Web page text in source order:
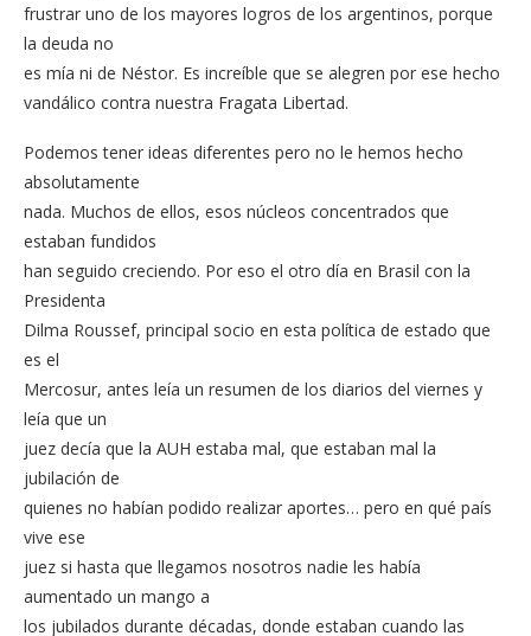
frustrar uno de los mayores logros de los argentinos, porque
la deuda no
es mía ni de Néstor. Es increíble que se alegren por ese hecho
vandálico contra nuestra Fragata Libertad.
Podemos tener ideas diferentes pero no le hemos hecho
absolutamente
nada. Muchos de ellos, esos núcleos concentrados que
estaban fundidos
han seguido creciendo. Por eso el otro día en Brasil con la
Presidenta
Dilma Roussef, principal socio en esta política de estado que
es el
Mercosur, antes leía un resumen de los diarios del viernes y
leía que un
juez decía que la AUH estaba mal, que estaban mal la
jubilación de
quienes no habían podido realizar aportes… pero en qué país
vive ese
juez si hasta que llegamos nosotros nadie les había
aumentado un mango a
los jubilados durante décadas, donde estaban cuando las